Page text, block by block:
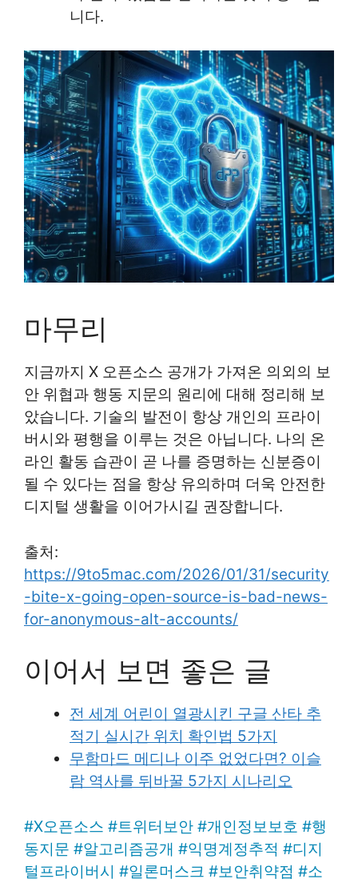
니다.
마무리
지금까지 X 오픈소스 공개가 가져온 의외의 보
안 위협과 행동 지문의 원리에 대해 정리해 보
았습니다. 기술의 발전이 항상 개인의 프라이
버시와 평행을 이루는 것은 아닙니다. 나의 온
라인 활동 습관이 곧 나를 증명하는 신분증이
될 수 있다는 점을 항상 유의하며 더욱 안전한
디지털 생활을 이어가시길 권장합니다.
출처:
https://9to5mac.com/2026/01/31/security
-bite-x-going-open-source-is-bad-news-
for-anonymous-alt-accounts/
이어서 보면 좋은 글
전 세계 어린이 열광시킨 구글 산타 추
적기 실시간 위치 확인법 5가지
무함마드 메디나 이주 없었다면? 이슬
람 역사를 뒤바꿀 5가지 시나리오
#X오픈소스 #트위터보안 #개인정보보호 #행
동지문 #알고리즘공개 #익명계정추적 #디지
털프라이버시 #일론머스크 #보안취약점 #소